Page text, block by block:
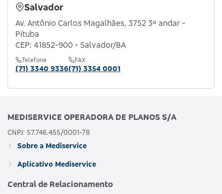
Salvador
Av. Antônio Carlos Magalhães, 3752 3º andar -
Pituba
CEP: 41852-900 - Salvador/BA
Telefone
(71) 3340 9336
FAX
(71) 3354 0001
MEDISERVICE OPERADORA DE PLANOS S/A
CNPJ: 57.746.455/0001-78
Sobre a Mediservice
Aplicativo Mediservice
Central de Relacionamento